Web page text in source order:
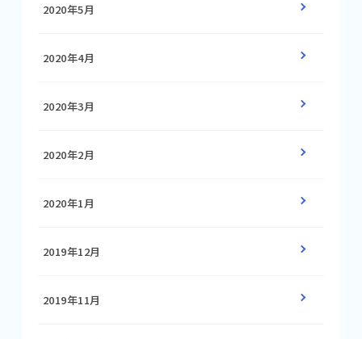
2020年5月
2020年4月
2020年3月
2020年2月
2020年1月
2019年12月
2019年11月